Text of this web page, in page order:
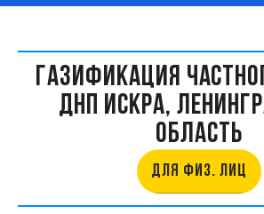
ГАЗИФИКАЦИЯ
ДНП ИСКРА,
ОБЛАСТЬ
ДЛЯ ФИЗ. ЛИЦ